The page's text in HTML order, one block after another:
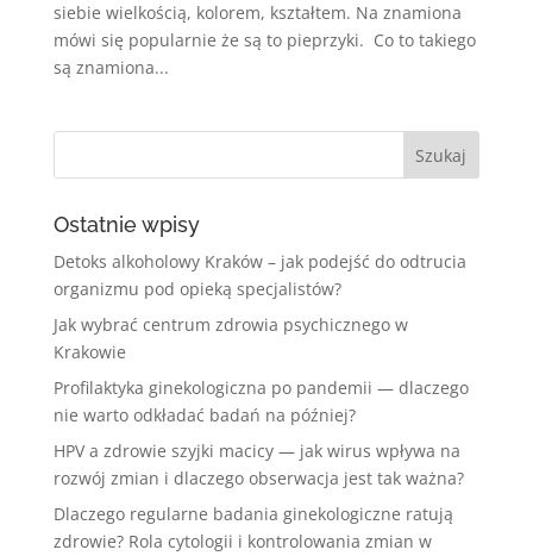
siebie wielkością, kolorem, kształtem. Na znamiona
mówi się popularnie że są to pieprzyki. Co to takiego
są znamiona...
Ostatnie wpisy
Detoks alkoholowy Kraków – jak podejść do odtrucia
organizmu pod opieką specjalistów?
Jak wybrać centrum zdrowia psychicznego w
Krakowie
Profilaktyka ginekologiczna po pandemii — dlaczego
nie warto odkładać badań na później?
HPV a zdrowie szyjki macicy — jak wirus wpływa na
rozwój zmian i dlaczego obserwacja jest tak ważna?
Dlaczego regularne badania ginekologiczne ratują
zdrowie? Rola cytologii i kontrolowania zmian w